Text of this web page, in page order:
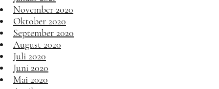
November 2020
Oktober 2020
September 2020
August 2020
Juli 2020
Juni 2020
Mai 2020